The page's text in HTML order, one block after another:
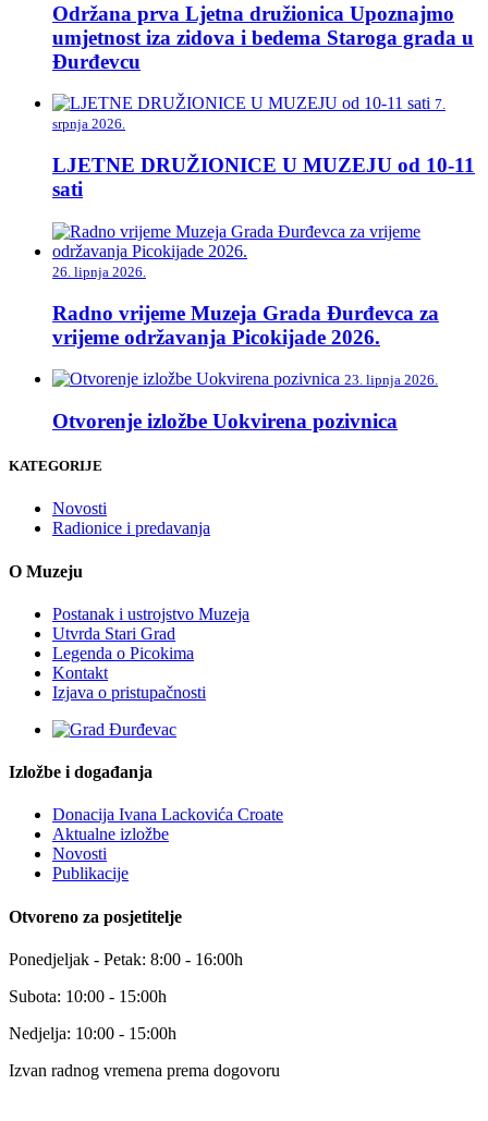
Održana prva Ljetna družionica Upoznajmo
umjetnost iza zidova i bedema Staroga grada u
Đurđevcu
7.
srpnja 2026.
LJETNE DRUŽIONICE U MUZEJU od 10-11
sati
26. lipnja 2026.
Radno vrijeme Muzeja Grada Đurđevca za
vrijeme održavanja Picokijade 2026.
23. lipnja 2026.
Otvorenje izložbe Uokvirena pozivnica
KATEGORIJE
Novosti
Radionice i predavanja
O Muzeju
Postanak i ustrojstvo Muzeja
Utvrda Stari Grad
Legenda o Picokima
Kontakt
Izjava o pristupačnosti
Izložbe i događanja
Donacija Ivana Lackovića Croate
Aktualne izložbe
Novosti
Publikacije
Otvoreno za posjetitelje
Ponedjeljak - Petak: 8:00 - 16:00h
Subota: 10:00 - 15:00h
Nedjelja: 10:00 - 15:00h
Izvan radnog vremena prema dogovoru